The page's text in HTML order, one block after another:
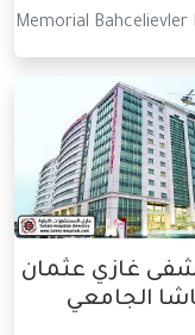
Memorial Bahcelievler
غازي عثمان
الجامعي